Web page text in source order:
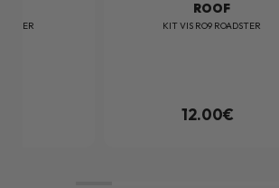
ROOF
KIT VIS RO9 ROADSTER
12.00€